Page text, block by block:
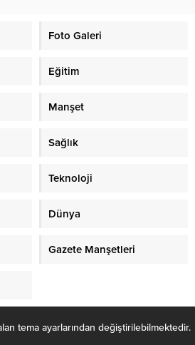
Foto Galeri
Eğitim
Manşet
Sağlık
Teknoloji
Dünya
Gazete Manşetleri
tema ayarlarından değiştirilebilmektedir.